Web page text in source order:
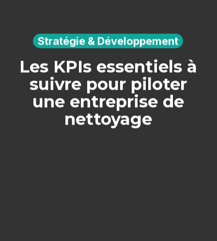
Stratégie & Développement
Les KPIs essentiels à
suivre pour piloter
une entreprise de
nettoyage